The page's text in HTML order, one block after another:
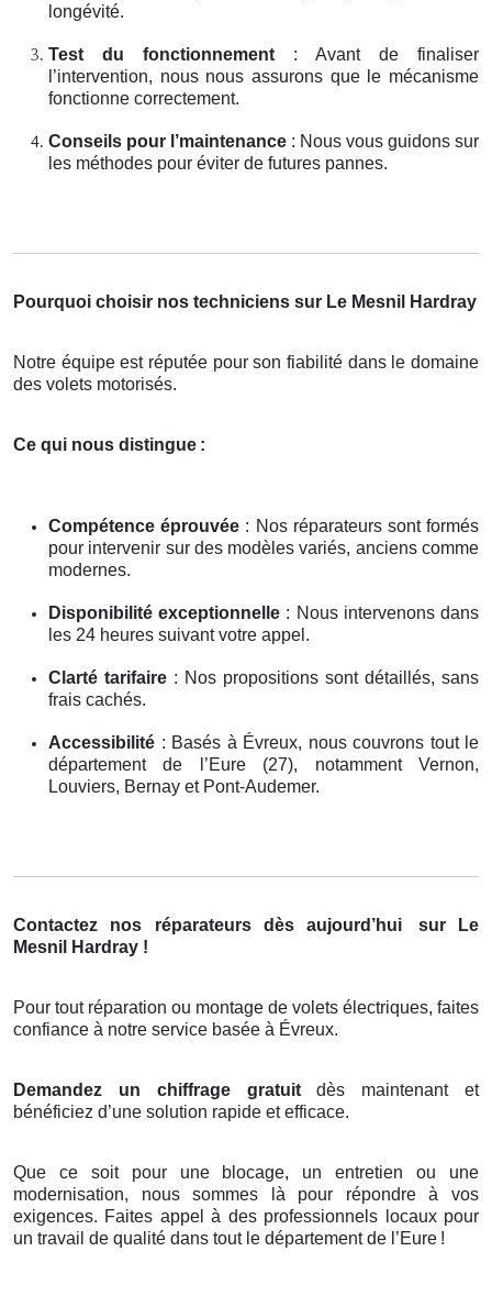
longévité.
Test du fonctionnement : Avant de finaliser
l’intervention, nous nous assurons que le mécanisme
fonctionne correctement.
Conseils pour l’maintenance : Nous vous guidons sur
les méthodes pour éviter de futures pannes.
Pourquoi choisir nos techniciens sur Le Mesnil Hardray
Notre équipe est réputée pour son fiabilité dans le domaine
des volets motorisés.
Ce qui nous distingue :
Compétence éprouvée : Nos réparateurs sont formés
pour intervenir sur des modèles variés, anciens comme
modernes.
Disponibilité exceptionnelle : Nous intervenons dans
les 24 heures suivant votre appel.
Clarté tarifaire : Nos propositions sont détaillés, sans
frais cachés.
Accessibilité : Basés à Évreux, nous couvrons tout le
département de l’Eure (27), notamment Vernon,
Louviers, Bernay et Pont-Audemer.
Contactez nos réparateurs dès aujourd’hui
sur Le
Mesnil Hardray !
Pour tout réparation ou montage de volets électriques, faites
confiance à notre service basée à Évreux.
Demandez un chiffrage gratuitdès maintenant et
bénéficiez d’une solution rapide et efficace.
Que ce soit pour une blocage, un entretien ou une
modernisation, nous sommes là pour répondre à vos
exigences. Faites appel à des professionnels locaux pour
un travail de qualité dans tout le département de l’Eure !